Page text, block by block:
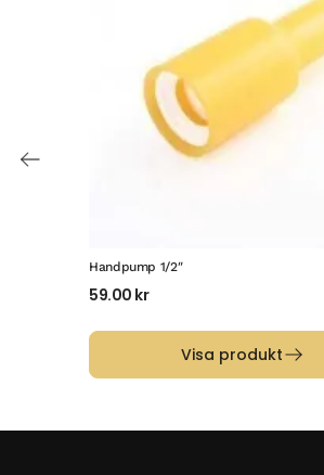
Handpump 1/2″
59.00 kr
Visa produkt